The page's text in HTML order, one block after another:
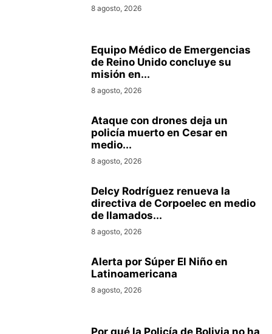
8 agosto, 2026
Equipo Médico de Emergencias
de Reino Unido concluye su
misión en...
8 agosto, 2026
Ataque con drones deja un
policía muerto en Cesar en
medio...
8 agosto, 2026
Delcy Rodríguez renueva la
directiva de Corpoelec en medio
de llamados...
8 agosto, 2026
Alerta por Súper El Niño en
Latinoamericana
8 agosto, 2026